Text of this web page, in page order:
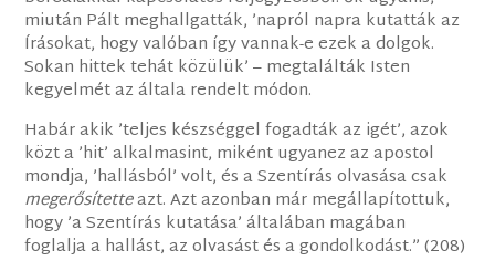
miután Pált meghallgatták, ’napról napra kutatták az
Írásokat, hogy valóban így vannak-e ezek a dolgok.
Sokan hittek tehát közülük’ – megtalálták Isten
kegyelmét az általa rendelt módon.
Habár akik ’teljes készséggel fogadták az igét’, azok
közt a ’hit’ alkalmasint, miként ugyanez az apostol
mondja, ’hallásból’ volt, és a Szentírás olvasása csak
megerősítetteazt. Azt azonban már megállapítottuk,
hogy ’a Szentírás kutatása’ általában magában
foglalja a hallást, az olvasást és a gondolkodást.” (208)